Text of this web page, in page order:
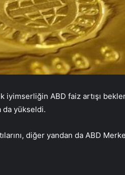
iyimserliğin ABD faiz artışı
da yükseldi.
diğer yandan da ABD